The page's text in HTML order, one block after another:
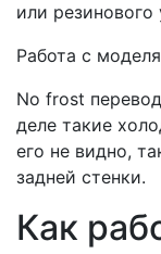
или резинового
Работа с
No frost
деле такие
его не видно,
задней стенки.
Как